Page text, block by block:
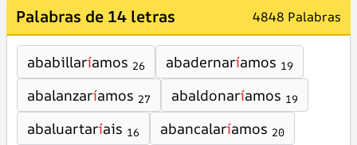
Palabras de 14 letras 4848 Palabras
ababillaríamos 26 abadernaríamos 19
abalanzaríamos 27 abaldonaríamos 19
abaluartaríais 16 abancalaríamos 20